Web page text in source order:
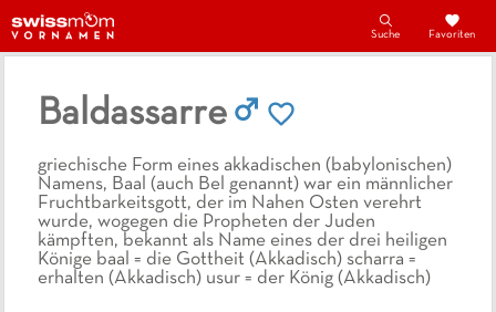
Suche Favoriten
Baldassarre
griechische Form eines akkadischen (babylonischen)
Namens, Baal (auch Bel genannt) war ein männlicher
Fruchtbarkeitsgott, der im Nahen Osten verehrt
wurde, wogegen die Propheten der Juden
kämpften, bekannt als Name eines der drei heiligen
Könige baal = die Gottheit (Akkadisch) scharra =
erhalten (Akkadisch) usur = der König (Akkadisch)